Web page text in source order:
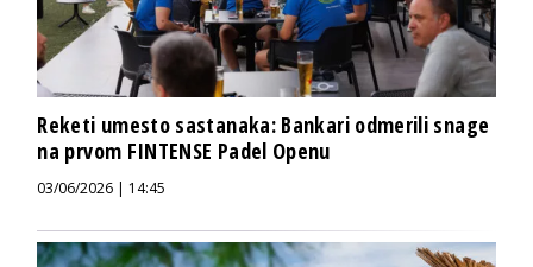
Reketi umesto sastanaka: Bankari odmerili snage
na prvom FINTENSE Padel Openu
03/06/2026 | 14:45